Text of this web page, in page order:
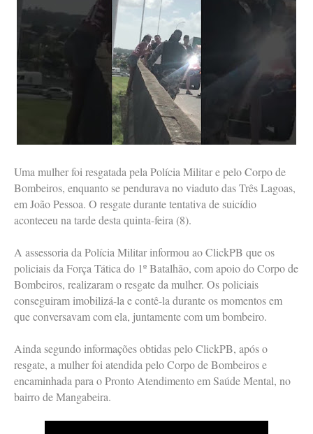
Uma mulher foi resgatada pela Polícia Militar e pelo Corpo de
Bombeiros, enquanto se pendurava no viaduto das Três Lagoas,
em João Pessoa. O resgate durante tentativa de suicídio
aconteceu na tarde desta quinta-feira (8).
A assessoria da Polícia Militar informou ao ClickPB que os
policiais da Força Tática do 1º Batalhão, com apoio do Corpo de
Bombeiros, realizaram o resgate da mulher. Os policiais
conseguiram imobilizá-la e contê-la durante os momentos em
que conversavam com ela, juntamente com um bombeiro.
Ainda segundo informações obtidas pelo ClickPB, após o
resgate, a mulher foi atendida pelo Corpo de Bombeiros e
encaminhada para o Pronto Atendimento em Saúde Mental, no
bairro de Mangabeira.